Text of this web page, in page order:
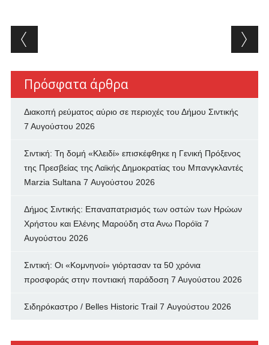
Post navigation
Πρόσφατα άρθρα
Διακοπή ρεύματος αύριο σε περιοχές του Δήμου Σιντικής
7 Αυγούστου 2026
Σιντική: Τη δομή «Κλειδί» επισκέφθηκε η Γενική Πρόξενος
της Πρεσβείας της Λαϊκής Δημοκρατίας του Μπανγκλαντές
Marzia Sultana 7 Αυγούστου 2026
Δήμος Σιντικής: Επαναπατρισμός των oστών των Ηρώων
Χρήστου και Ελένης Μαρούδη στα Ανω Πορόϊα 7
Αυγούστου 2026
Σιντική: Οι «Κομνηνοί» γιόρτασαν τα 50 χρόνια
προσφοράς στην ποντιακή παράδοση 7 Αυγούστου 2026
Σιδηρόκαστρο / Belles Historic Trail 7 Αυγούστου 2026